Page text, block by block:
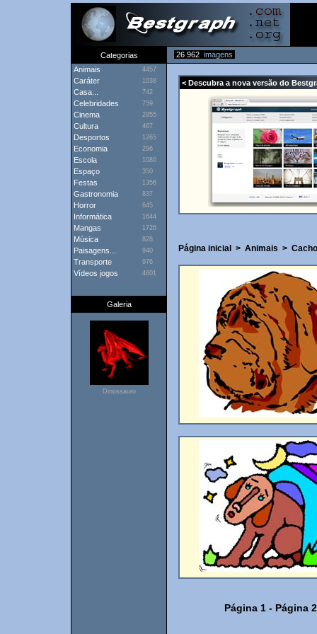
Categorias 26 962 imagens
Animais
4457
Caráter 1038
Casa... 742
Celebridades 759
Cinema 2955
Cultura 467
Desportos 1265
Economia 296
Escola 1080
Espaço 350
Festas 1356
Gastronomia 837
Horror 645
Informática 1644
Mangas 1726
Música 828
Paisagens... 940
Transporte 976
Vídeos jogos 4601
Galeria
Dinossauro
< Descubra a nova versão do
Página inicial > Animais >
Página 1- Página 2